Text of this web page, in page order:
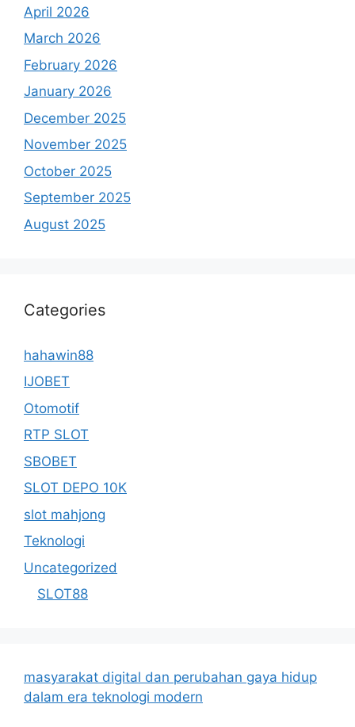
April 2026
March 2026
February 2026
January 2026
December 2025
November 2025
October 2025
September 2025
August 2025
Categories
hahawin88
IJOBET
Otomotif
RTP SLOT
SBOBET
SLOT DEPO 10K
slot mahjong
Teknologi
Uncategorized
SLOT88
masyarakat digital dan perubahan gaya hidup
dalam era teknologi modern